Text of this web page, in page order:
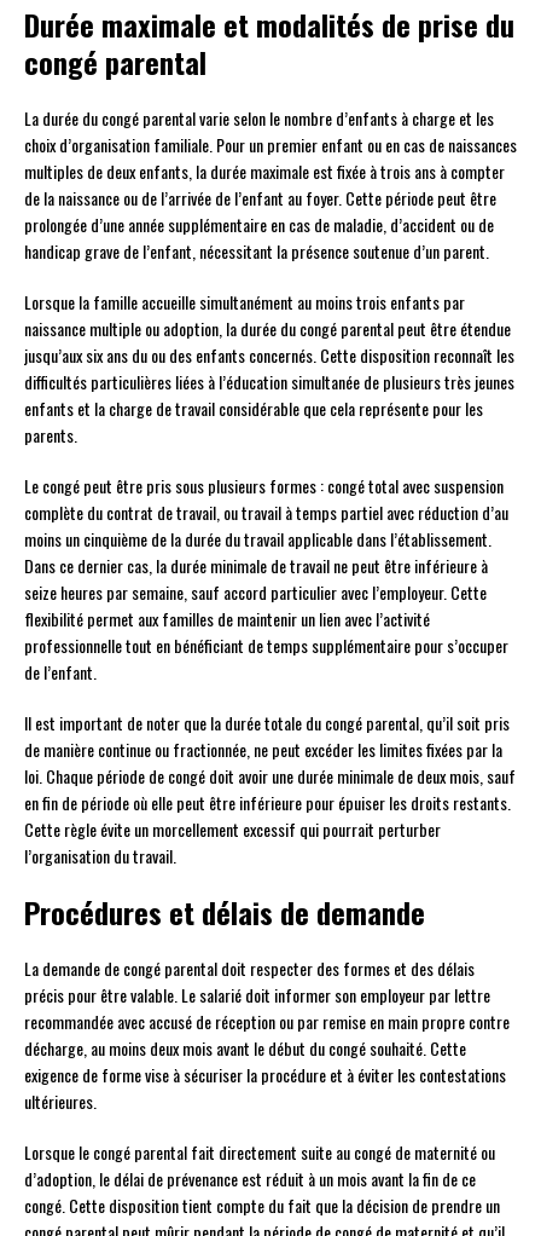
Durée maximale et modalités de prise du
congé parental
La durée du congé parental varie selon le nombre d’enfants à charge et les
choix d’organisation familiale. Pour un premier enfant ou en cas de naissances
multiples de deux enfants, la durée maximale est fixée à trois ans à compter
de la naissance ou de l’arrivée de l’enfant au foyer. Cette période peut être
prolongée d’une année supplémentaire en cas de maladie, d’accident ou de
handicap grave de l’enfant, nécessitant la présence soutenue d’un parent.
Lorsque la famille accueille simultanément au moins trois enfants par
naissance multiple ou adoption, la durée du congé parental peut être étendue
jusqu’aux six ans du ou des enfants concernés. Cette disposition reconnaît les
difficultés particulières liées à l’éducation simultanée de plusieurs très jeunes
enfants et la charge de travail considérable que cela représente pour les
parents.
Le congé peut être pris sous plusieurs formes : congé total avec suspension
complète du contrat de travail, ou travail à temps partiel avec réduction d’au
moins un cinquième de la durée du travail applicable dans l’établissement.
Dans ce dernier cas, la durée minimale de travail ne peut être inférieure à
seize heures par semaine, sauf accord particulier avec l’employeur. Cette
flexibilité permet aux familles de maintenir un lien avec l’activité
professionnelle tout en bénéficiant de temps supplémentaire pour s’occuper
de l’enfant.
Il est important de noter que la durée totale du congé parental, qu’il soit pris
de manière continue ou fractionnée, ne peut excéder les limites fixées par la
loi. Chaque période de congé doit avoir une durée minimale de deux mois, sauf
en fin de période où elle peut être inférieure pour épuiser les droits restants.
Cette règle évite un morcellement excessif qui pourrait perturber
l’organisation du travail.
Procédures et délais de demande
La demande de congé parental doit respecter des formes et des délais
précis pour être valable. Le salarié doit informer son employeur par lettre
recommandée avec accusé de réception ou par remise en main propre contre
décharge, au moins deux mois avant le début du congé souhaité. Cette
exigence de forme vise à sécuriser la procédure et à éviter les contestations
ultérieures.
Lorsque le congé parental fait directement suite au congé de maternité ou
d’adoption, le délai de prévenance est réduit à un mois avant la fin de ce
congé. Cette disposition tient compte du fait que la décision de prendre un